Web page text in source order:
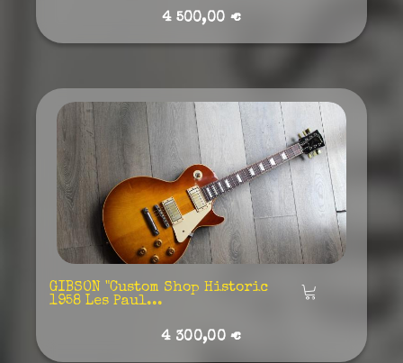
4 500,00 €
GIBSON "Custom Shop Historic
1958 Les Paul...
4 300,00 €